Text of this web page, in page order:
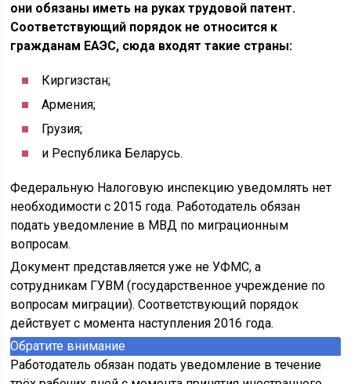
они обязаны иметь на руках трудовой патент.
Соответствующий порядок не относится к
гражданам ЕАЭС, сюда входят такие страны:
Киргизстан;
Армения;
Грузия;
и Республика Беларусь.
Федеральную Налоговую инспекцию уведомлять нет
необходимости с 2015 года. Работодатель обязан
подать уведомление в МВД по миграционным
вопросам.
Документ представляется уже не УФМС, а
сотрудникам ГУВМ (государственное учреждение по
вопросам миграции). Соответствующий порядок
действует с момента наступления 2016 года.
Обратите внимание
Работодатель обязан подать уведомление в течение